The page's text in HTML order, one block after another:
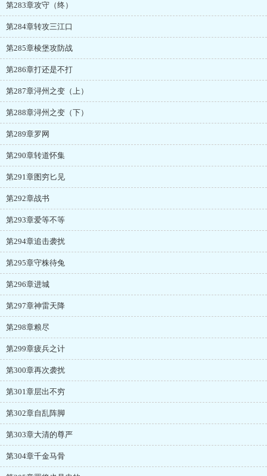
第283章攻守（终）
第284章转攻三江口
第285章棱堡攻防战
第286章打还是不打
第287章浔州之变（上）
第288章浔州之变（下）
第289章罗网
第290章转道怀集
第291章图穷匕见
第292章战书
第293章爱等不等
第294章追击袭扰
第295章守株待兔
第296章进城
第297章神雷天降
第298章粮尽
第299章疲兵之计
第300章再次袭扰
第301章层出不穷
第302章自乱阵脚
第303章大清的尊严
第304章千金马骨